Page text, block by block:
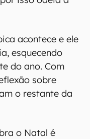
acontece e ele
esquecendo
do ano. Com
sobre
o restante da
o Natal é